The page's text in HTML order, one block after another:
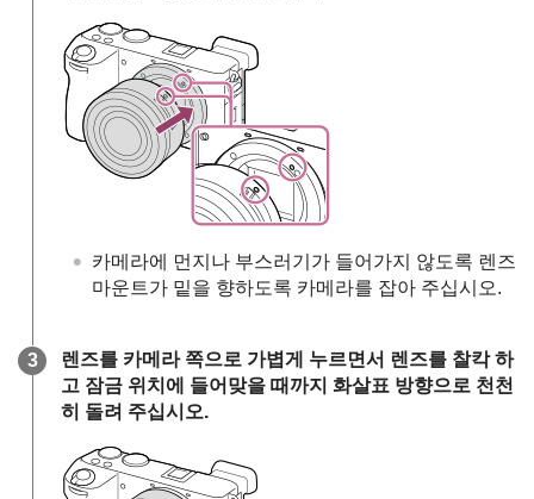
카메라에 먼지나 부스러기가 들어가지 않도록 렌즈
마운트가 밑을 향하도록 카메라를 잡아 주십시오.
렌즈를 카메라 쪽으로 가볍게 누르면서 렌즈를 찰칵 하
고 잠금 위치에 들어맞을 때까지 화살표 방향으로 천천
히 돌려 주십시오.